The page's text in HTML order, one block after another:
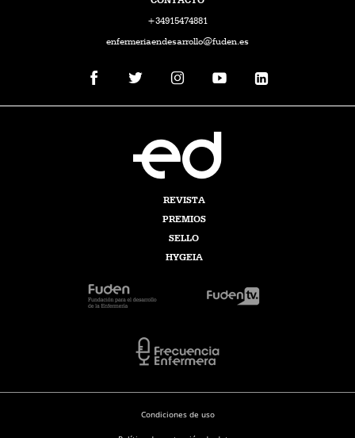
+34915474881
enfermeriaendesarrollo@fuden.es
REVISTA
PREMIOS
SELLO
HYGEIA
Condiciones de uso